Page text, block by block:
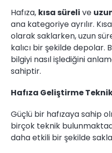
Hafıza, kısa süreli ve
ana kategoriye ayrılır.
olarak saklarken, uzun
kalıcı bir şekilde depolar.
bilgiyi nasıl işlediğini
sahiptir.
Hafıza Geliştirme
Güçlü bir hafızaya sahip
birçok teknik
daha etkili bir şekilde